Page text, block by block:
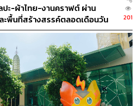
ะ-ผ้าไทย-งานคราฟต์ ผ่าน
ะพื้นที่สร้างสรรค์ตลอดเดือนวัน
201